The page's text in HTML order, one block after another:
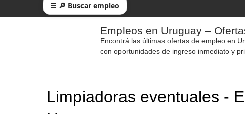
☰ 🔎 Buscar empleo
Empleos en Uruguay –
Encontrá las últimas ofertas de empleo en
con oportunidades de ingreso inmediato y
Limpiadoras eventuales -